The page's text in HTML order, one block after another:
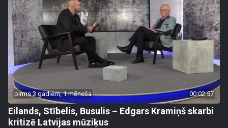
pirms 3 gadiem, 1 mēneša 00:02:57
Eilands, Stībelis, Busulis – Edgars Kramiņš skarbi
kritizē Latvijas mūziķus